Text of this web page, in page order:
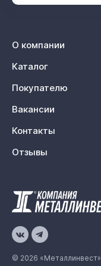
© 2026 «Металлинвест»
О компании
Каталог
Покупателю
Вакансии
Контакты
Отзывы